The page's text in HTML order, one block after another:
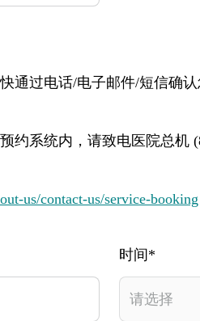
通过电话/电子邮件/短信确
约系统内，请致电医院总机
us/contact-us/service-booking
时间*